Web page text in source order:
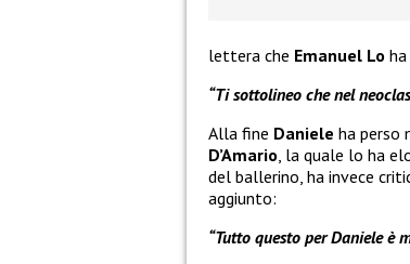
lettera che Emanuel Lo
“Ti sottolineo che nel
Alla fine Daniele ha perso
D’Amario, la quale lo ha
del ballerino, ha invece
aggiunto:
“Tutto questo per Daniele è